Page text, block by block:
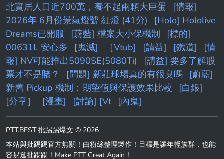
北實居人口近700萬，養不起兩顆大巨蛋
[情報]
2026年 6月份景氣燈號 紅燈 (41分)
[Holo] Hololive
Dreams已開服
[蔚藍] 檔案大小保機制
[標的]
00631L 安心多
[鬼滅] ［Vtub] [請益] [鐵道]
[情
報] NV可能推出5090SE(5080Ti)
[請益] 要多了解股
票才不是賭？
[問題] 新莊球場真的有很臭嗎
[蔚藍]
新舊 Pickup 機制：期望值與保護效果比較
[白銀]
[分享］
[漫畫] [討論] [Vt [內鬼]
PTT.BEST 批踢踢爆文 © 2026
本站與批踢踢官方無關！由粉絲整理製作！目標是讓年輕族群，也能
容易逛批踢踢！Make PTT Great Again！